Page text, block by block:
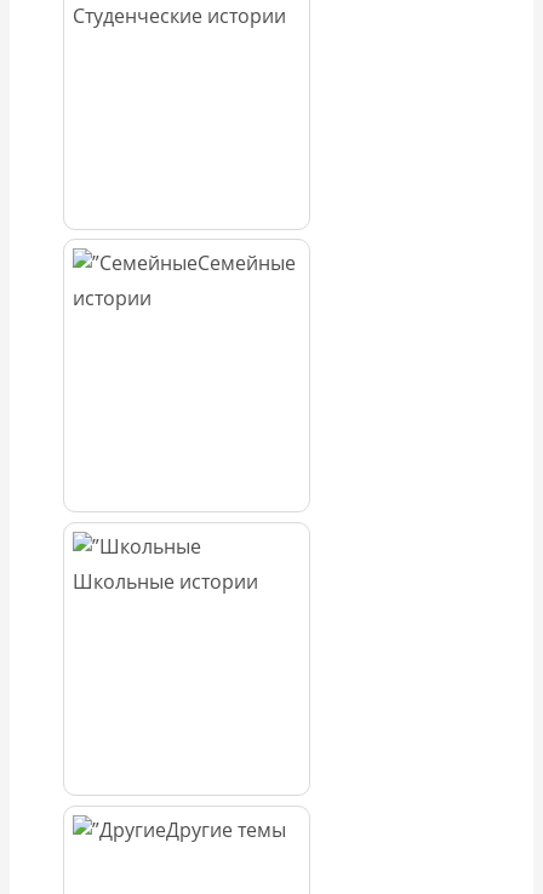
Студенческие истории
Семейные
истории
Школьные истории
Другие темы